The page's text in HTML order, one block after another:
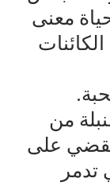
معنى
من
على
تدمر